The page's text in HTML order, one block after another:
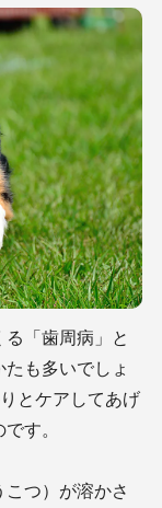
「歯周病」と
も多いでしょ
とケアしてあげ
す。
こつ）が溶かさ